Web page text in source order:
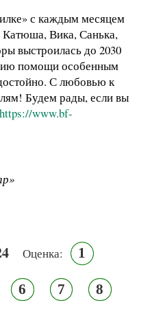
с каждым месяцем
Катюша, Вика, Санька,
выстроилась до 2030
помощи особенным
С любовью к
Будем рады, если вы
https://www.bf-
Оценка: 1
6 7 8